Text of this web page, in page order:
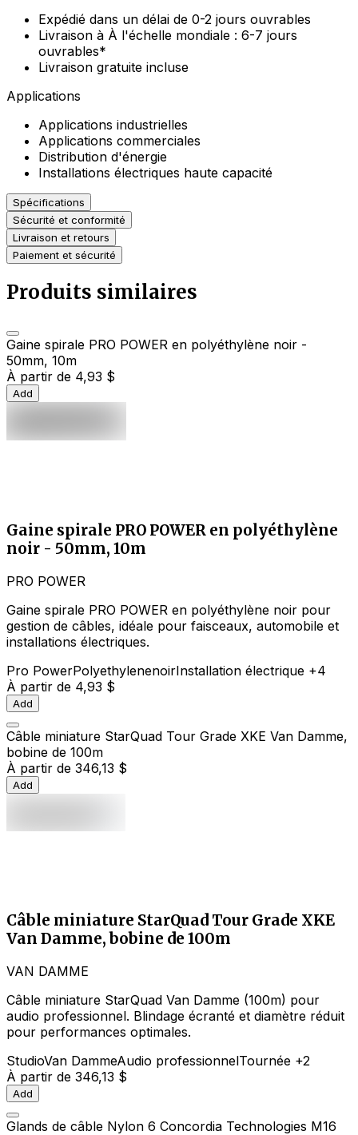
Expédié dans un délai de 0-2 jours ouvrables
Livraison à À l'échelle mondiale : 6-7 jours
ouvrables*
Livraison gratuite incluse
Applications
Applications industrielles
Applications commerciales
Distribution d'énergie
Installations électriques haute capacité
Spécifications
Sécurité et conformité
Livraison et retours
Paiement et sécurité
Produits similaires
Gaine spirale PRO POWER en polyéthylène noir -
50mm, 10m
À partir de 4,93 $
Add
Gaine spirale PRO POWER en polyéthylène
noir - 50mm, 10m
PRO POWER
Gaine spirale PRO POWER en polyéthylène noir pour
gestion de câbles, idéale pour faisceaux, automobile et
installations électriques.
Pro PowerPolyethylenenoirInstallation électrique +4
À partir de 4,93 $
Add
Câble miniature StarQuad Tour Grade XKE Van Damme,
bobine de 100m
À partir de 346,13 $
Add
Câble miniature StarQuad Tour Grade XKE
Van Damme, bobine de 100m
VAN DAMME
Câble miniature StarQuad Van Damme (100m) pour
audio professionnel. Blindage écranté et diamètre réduit
pour performances optimales.
StudioVan DammeAudio professionnelTournée +2
À partir de 346,13 $
Add
Glands de câble Nylon 6 Concordia Technologies M16